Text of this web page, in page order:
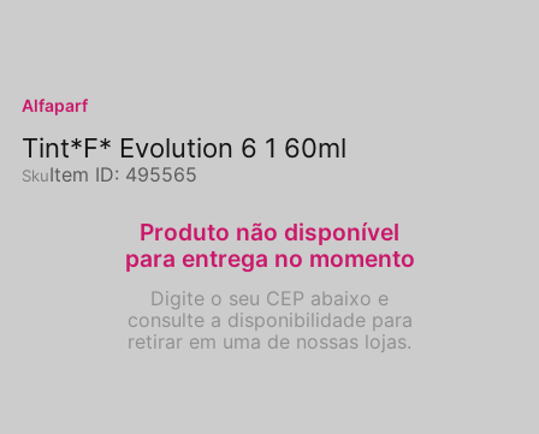
Alfaparf
Tint*F* Evolution 6 1 60ml
Item ID: 495565